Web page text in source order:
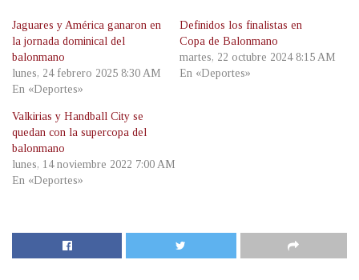
Jaguares y América ganaron en
la jornada dominical del
balonmano
lunes, 24 febrero 2025 8:30 AM
En «Deportes»
Definidos los finalistas en
Copa de Balonmano
martes, 22 octubre 2024 8:15 AM
En «Deportes»
Valkirias y Handball City se
quedan con la supercopa del
balonmano
lunes, 14 noviembre 2022 7:00 AM
En «Deportes»